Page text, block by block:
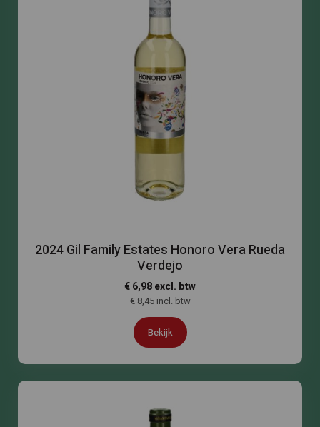
2024 Gil Family Estates Honoro Vera Rueda
Verdejo
€ 6,98 excl. btw
€ 8,45 incl. btw
Bekijk